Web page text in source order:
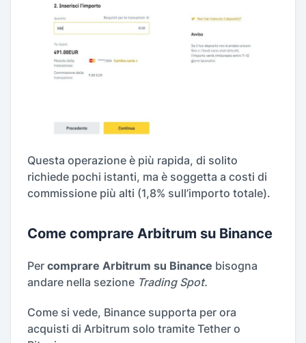
Questa operazione è più rapida, di solito
richiede pochi istanti, ma è soggetta a costi di
commissione più alti (1,8% sull’importo totale).
Come comprare Arbitrum su Binance
Per comprare Arbitrum su Binance bisogna
andare nella sezione Trading Spot.
Come si vede, Binance supporta per ora
acquisti di Arbitrum solo tramite Tether o